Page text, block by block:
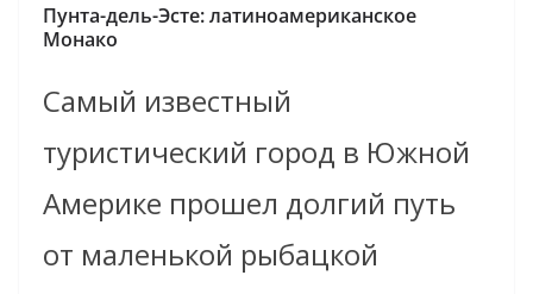
Пунта-дель-Эсте: латиноамериканское
Монако
Самый известный
туристический город в Южной
Америке прошел долгий путь
от маленькой рыбацкой